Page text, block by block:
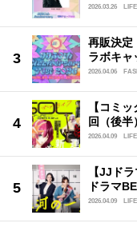
2026.03.26
再販決定
ラボキ
2026.04.06
【コミ
回（後半）
2026.04.09
【JJド
ドラマ
2026.04.09